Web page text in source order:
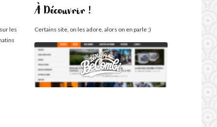
les
À Découvrir !
Certains site, on les adore, alors on en parle ;)